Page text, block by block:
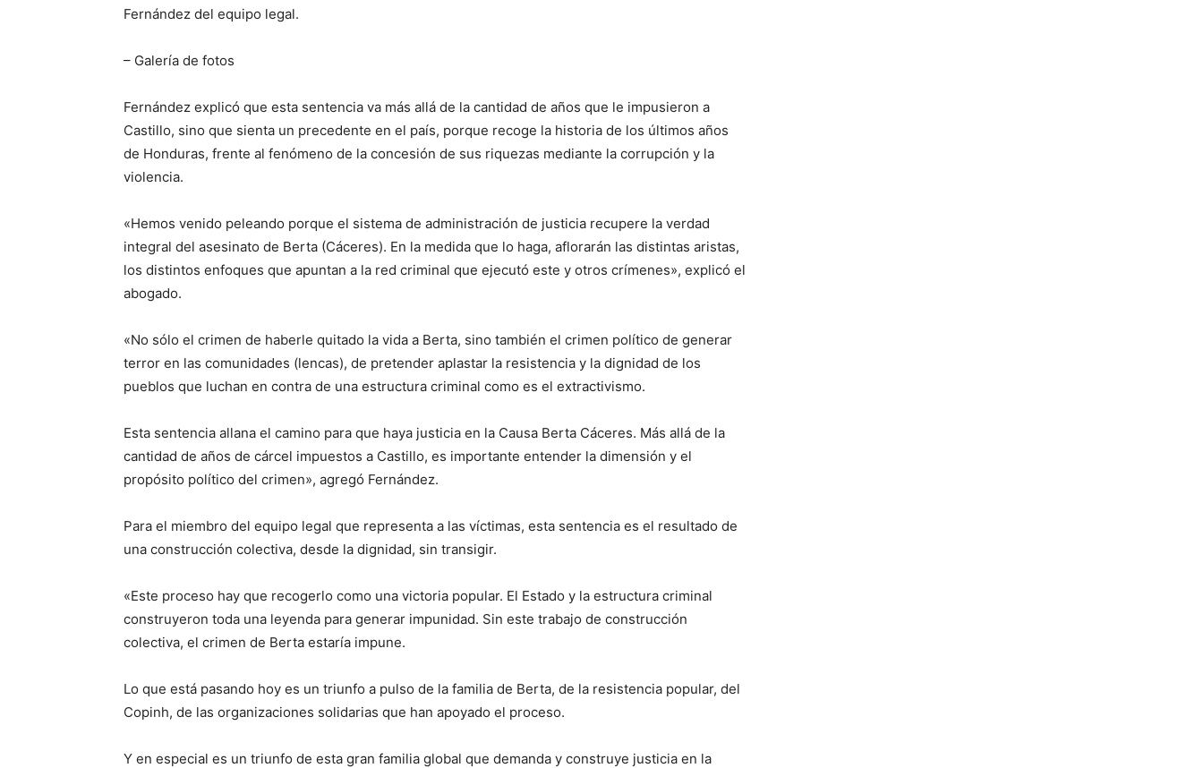
Fernández del equipo legal.
– Galería de fotos
Fernández explicó que esta sentencia va más allá de la cantidad de años que le impusieron a
Castillo, sino que sienta un precedente en el país, porque recoge la historia de los últimos años
de Honduras, frente al fenómeno de la concesión de sus riquezas mediante la corrupción y la
violencia.
«Hemos venido peleando porque el sistema de administración de justicia recupere la verdad
integral del asesinato de Berta (Cáceres). En la medida que lo haga, aflorarán las distintas aristas,
los distintos enfoques que apuntan a la red criminal que ejecutó este y otros crímenes», explicó el
abogado.
«No sólo el crimen de haberle quitado la vida a Berta, sino también el crimen político de generar
terror en las comunidades (lencas), de pretender aplastar la resistencia y la dignidad de los
pueblos que luchan en contra de una estructura criminal como es el extractivismo.
Esta sentencia allana el camino para que haya justicia en la Causa Berta Cáceres. Más allá de la
cantidad de años de cárcel impuestos a Castillo, es importante entender la dimensión y el
propósito político del crimen», agregó Fernández.
Para el miembro del equipo legal que representa a las víctimas, esta sentencia es el resultado de
una construcción colectiva, desde la dignidad, sin transigir.
«Este proceso hay que recogerlo como una victoria popular. El Estado y la estructura criminal
construyeron toda una leyenda para generar impunidad. Sin este trabajo de construcción
colectiva, el crimen de Berta estaría impune.
Lo que está pasando hoy es un triunfo a pulso de la familia de Berta, de la resistencia popular, del
Copinh, de las organizaciones solidarias que han apoyado el proceso.
Y en especial es un triunfo de esta gran familia global que demanda y construye justicia en la